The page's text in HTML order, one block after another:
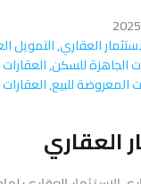
العقاري,التمويل
الجاهزة للسكن,
المعروضة للبيع,
العقاري